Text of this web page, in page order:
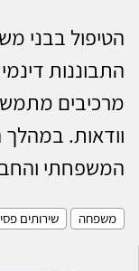
הטיפול בבני
התבוננות
מרכיבים
וודאות.
המשפחתי
משפחה שירותים